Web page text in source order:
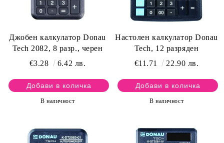
Джобен калкулатор Donau
Tech 2082, 8 разр., черен
€3.28
6.42 лв.
В наличност
Настолен калкулатор Donau
Tech, 12 разряден
€11.71
22.90 лв.
В наличност